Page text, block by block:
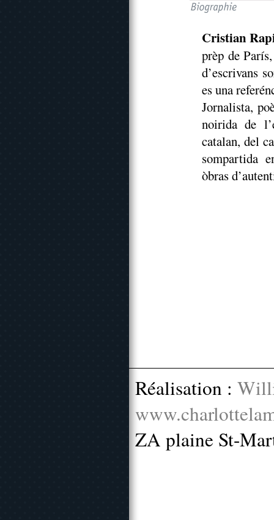
Cristian
prèp de
d’escrivans
es una
Jornalista,
noirida de
catalan, del
sompartida
òbras
Réalisation :
ZA plaine St-